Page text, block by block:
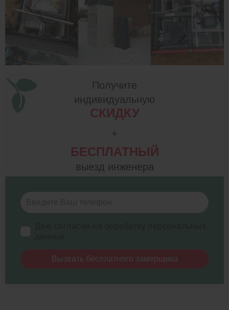
Получите
индивидуальную
СКИДКУ
+
БЕСПЛАТНЫЙ
выезд инженера
Вызвать бесплатного замерщика